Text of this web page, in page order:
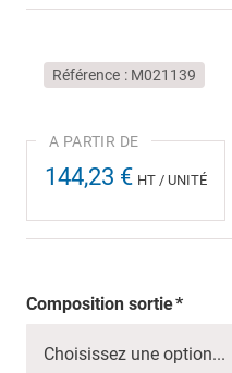
Référence M021139
144,23 € HT / UNITÉ
Composition sortie